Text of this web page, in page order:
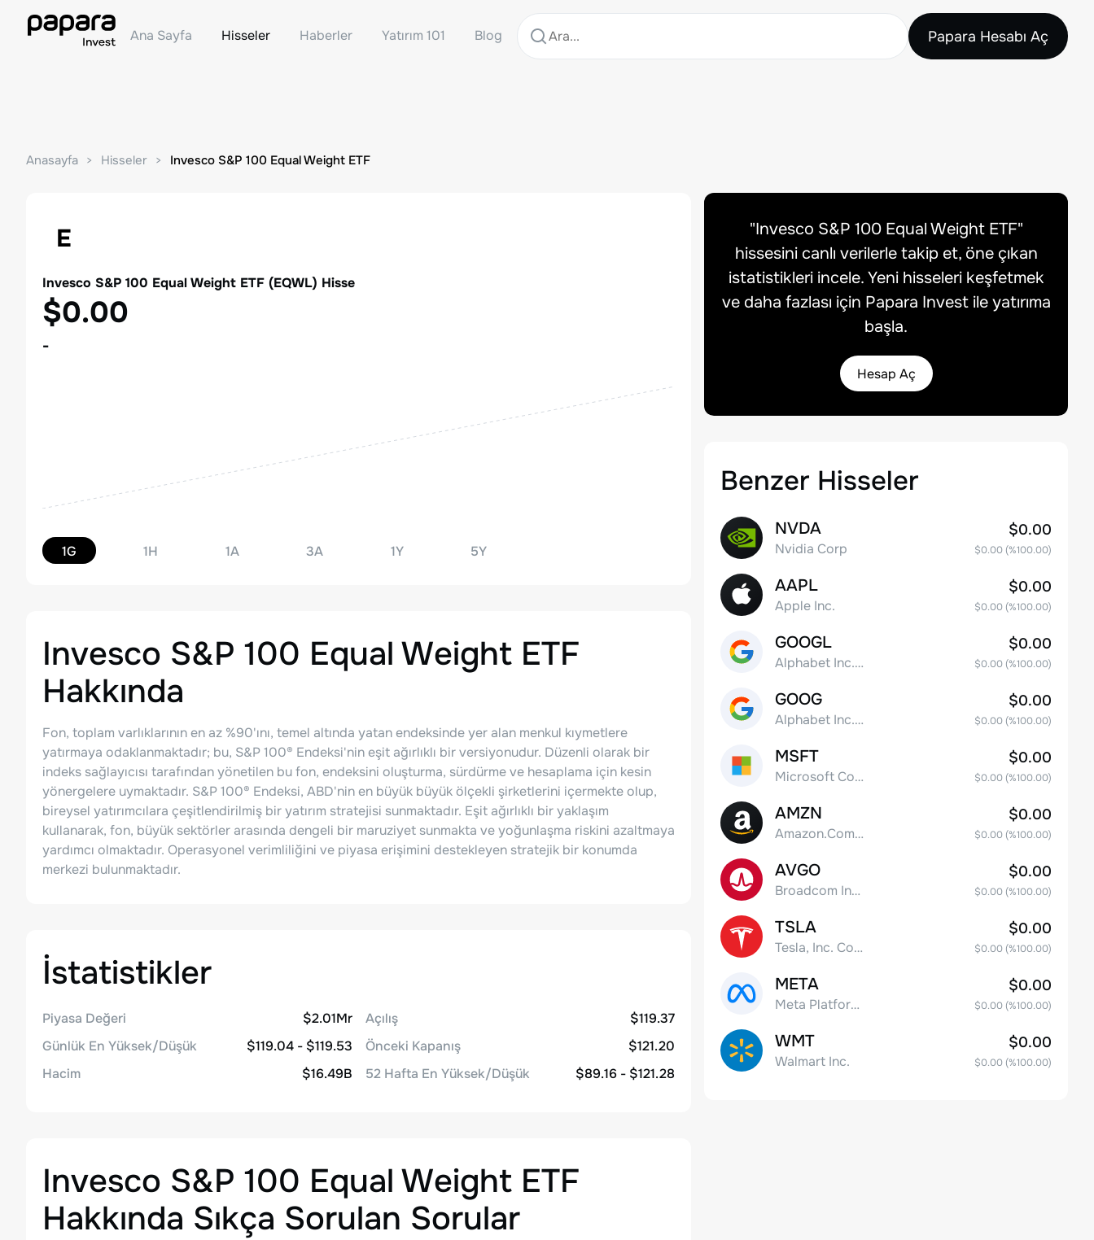
Ana Sayfa Hisseler Haberler Yatırım 101 Blog Papara Hesabı Aç
Anasayfa Hisseler Invesco S&P 100 Equal Weight ETF
E
Invesco S&P 100 Equal Weight ETF (EQWL) Hisse
$0.00
-
1G 1H 1A 3A 1Y 5Y
Invesco S&P 100 Equal Weight ETF
Hakkında
Fon, toplam varlıklarının en az %90'ını, temel altında yatan endeksinde yer alan menkul kıymetlere
yatırmaya odaklanmaktadır; bu, S&P 100® Endeksi'nin eşit ağırlıklı bir versiyonudur. Düzenli olarak bir
indeks sağlayıcısı tarafından yönetilen bu fon, endeksini oluşturma, sürdürme ve hesaplama için kesin
yönergelere uymaktadır. S&P 100® Endeksi, ABD'nin en büyük büyük ölçekli şirketlerini içermekte olup,
bireysel yatırımcılara çeşitlendirilmiş bir yatırım stratejisi sunmaktadır. Eşit ağırlıklı bir yaklaşım
kullanarak, fon, büyük sektörler arasında dengeli bir maruziyet sunmakta ve yoğunlaşma riskini azaltmaya
yardımcı olmaktadır. Operasyonel verimliliğini ve piyasa erişimini destekleyen stratejik bir konumda
merkezi bulunmaktadır.
İstatistikler
Piyasa Değeri
$2.01Mr
Günlük En Yüksek/Düşük
$119.04 - $119.53
Hacim
$16.49B
Açılış
$119.37
Önceki Kapanış
$121.20
52 Hafta En Yüksek/Düşük
$89.16 - $121.28
Invesco S&P 100 Equal Weight ETF
Hakkında Sıkça Sorulan Sorular
"Invesco S&P 100 Equal Weight ETF"
hissesini canlı verilerle takip et, öne çıkan
istatistikleri incele. Yeni hisseleri keşfetmek
ve daha fazlası için Papara Invest ile yatırıma
başla.
Hesap Aç
Benzer Hisseler
NVDA
Nvidia Corp
$0.00
$0.00(%100.00)
AAPL
Apple Inc.
$0.00
$0.00(%100.00)
GOOGL
Alphabet Inc. Class A Common Stock
$0.00
$0.00(%100.00)
GOOG
Alphabet Inc. Class C Capital Stock
$0.00
$0.00(%100.00)
MSFT
Microsoft Corp
$0.00
$0.00(%100.00)
AMZN
Amazon.Com Inc
$0.00
$0.00(%100.00)
AVGO
Broadcom Inc. Common Stock
$0.00
$0.00(%100.00)
TSLA
Tesla, Inc. Common Stock
$0.00
$0.00(%100.00)
META
Meta Platforms, Inc. Class A Common Stock
$0.00
$0.00(%100.00)
WMT
Walmart Inc.
$0.00
$0.00(%100.00)